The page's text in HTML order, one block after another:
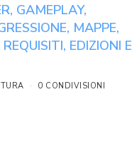
GAMEPLAY,
MAPPE,
EDIZIONI E
0 CONDIVISIONI